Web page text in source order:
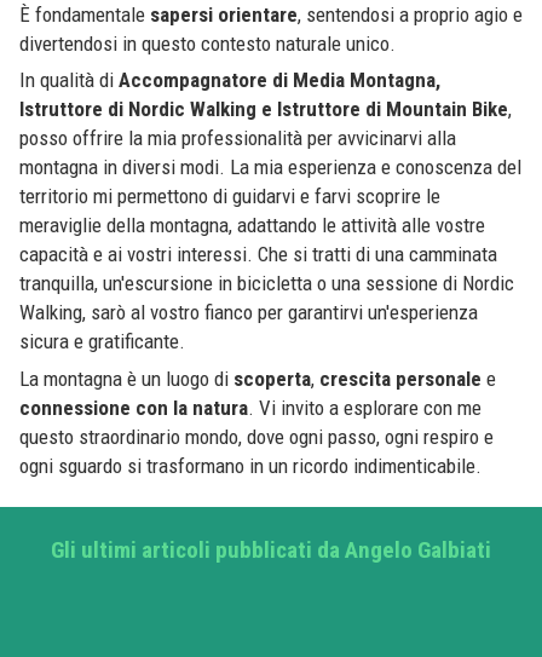
È fondamentale sapersi orientare, sentendosi a proprio agio e
divertendosi in questo contesto naturale unico.
In qualità di Accompagnatore di Media Montagna,
Istruttore di Nordic Walking e Istruttore di Mountain Bike,
posso offrire la mia professionalità per avvicinarvi alla
montagna in diversi modi. La mia esperienza e conoscenza del
territorio mi permettono di guidarvi e farvi scoprire le
meraviglie della montagna, adattando le attività alle vostre
capacità e ai vostri interessi. Che si tratti di una camminata
tranquilla, un'escursione in bicicletta o una sessione di Nordic
Walking, sarò al vostro fianco per garantirvi un'esperienza
sicura e gratificante.
La montagna è un luogo di scoperta, crescita personale e
connessione con la natura. Vi invito a esplorare con me
questo straordinario mondo, dove ogni passo, ogni respiro e
ogni sguardo si trasformano in un ricordo indimenticabile.
Gli ultimi articoli pubblicati da Angelo Galbiati